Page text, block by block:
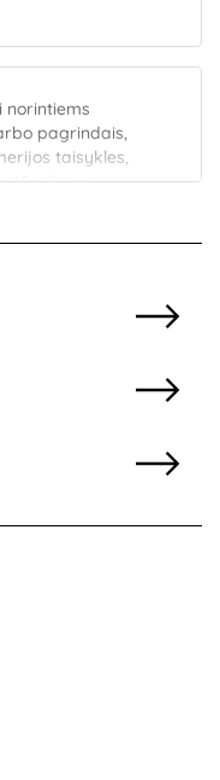
norintiems
pagrindais,
taisykles,
Mokymai naudingi
tikslas -